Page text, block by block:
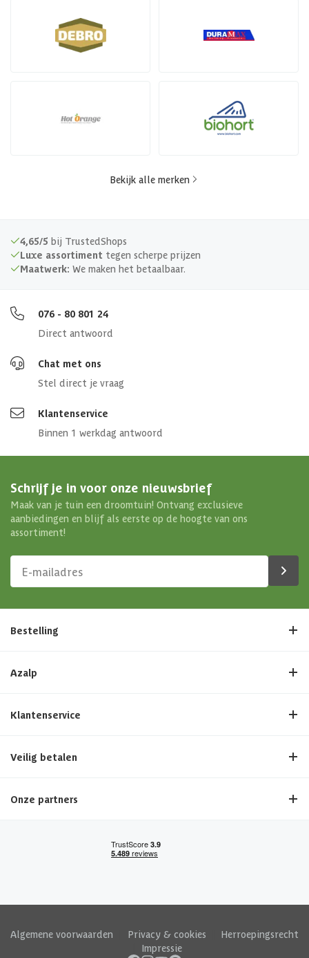
Bekijk alle merken
4,65/5 bij TrustedShops
Luxe assortiment tegen scherpe prijzen
Maatwerk: We maken het betaalbaar.
076 - 80 801 24
Direct antwoord
Chat met ons
Stel direct je vraag
Klantenservice
Binnen 1 werkdag antwoord
Schrijf je in voor onze nieuwsbrief
Maak van je tuin een droomtuin! Ontvang exclusieve
aanbiedingen en blijf als eerste op de hoogte van ons
assortiment!
Bestelling
Azalp
Klantenservice
Veilig betalen
Onze partners
Algemene voorwaarden Privacy & cookies
Herroepingsrecht
Impressie